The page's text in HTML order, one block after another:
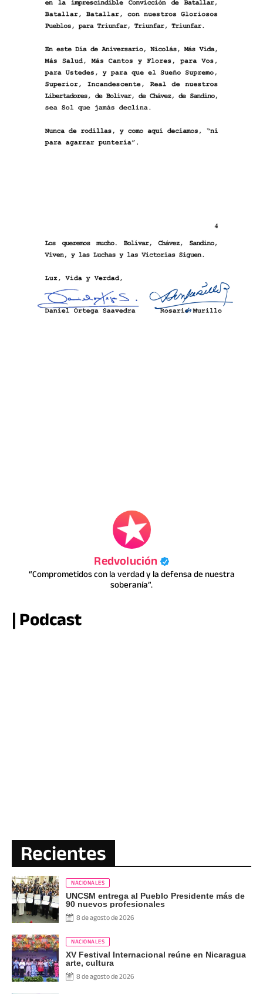
Redvolución
“Comprometidos con la verdad y la defensa de nuestra
soberanía”.
| Podcast
Recientes
NACIONALES
UNCSM entrega al Pueblo Presidente más de
90 nuevos profesionales
8 de agosto de 2026
NACIONALES
XV Festival Internacional reúne en Nicaragua
arte, cultura
8 de agosto de 2026